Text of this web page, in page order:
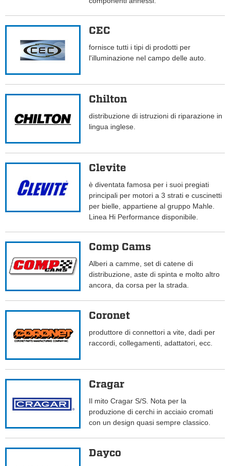
CEC
fornisce tutti i tipi di prodotti per
l'illuminazione nel campo delle auto.
Chilton
distribuzione di istruzioni di riparazione in
lingua inglese.
Clevite
è diventata famosa per i suoi pregiati
principali per motori a 3 strati e cuscinetti
per bielle, appartiene al gruppo Mahle.
Linea Hi Performance disponibile.
Comp Cams
Alberi a camme, set di catene di
distribuzione, aste di spinta e molto altro
ancora, da corsa per la strada.
Coronet
produttore di connettori a vite, dadi per
raccordi, collegamenti, adattatori, ecc.
Cragar
Il mito Cragar S/S. Nota per la
produzione di cerchi in acciaio cromati
con un design quasi sempre classico.
Dayco